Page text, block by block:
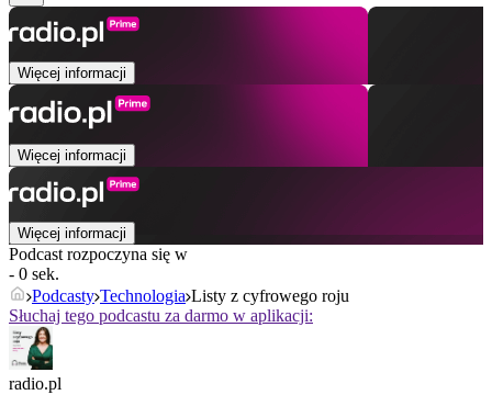
Więcej informacji
Więcej informacji
Więcej informacji
Podcast rozpoczyna się w
- 0 sek.
Podcasty Technologia Listy z cyfrowego roju
Słuchaj tego podcastu za darmo w aplikacji:
radio.pl